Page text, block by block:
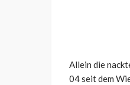
Allein die
04 seit dem